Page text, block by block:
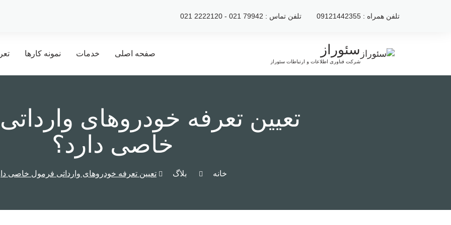
تلفن تماس : 79942 021 - 2222120 021 تلفن همراه : 09121442355
سئوراز
شرکت فناوری اطلاعات و ارتباطات سئوراز
صفحه اصلی خدمات نمونه کارها
تعیین تعرفه خودروهای
خاصی دارد؟
خانه بلاگ تعیین تعرفه خودروهای وارداتی فرمول خاصی